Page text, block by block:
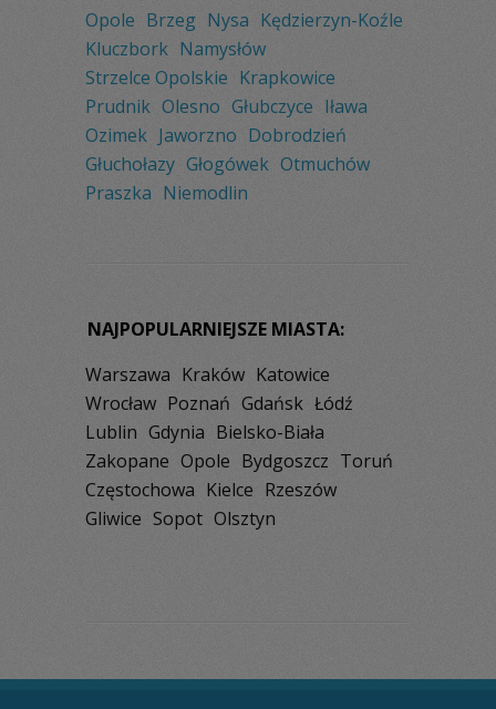
Opole Brzeg Nysa Kędzierzyn-Koźle
Kluczbork Namysłów
Strzelce Opolskie Krapkowice
Prudnik Olesno Głubczyce Iława
Ozimek Jaworzno Dobrodzień
Głuchołazy Głogówek Otmuchów
Praszka Niemodlin
NAJPOPULARNIEJSZE MIASTA:
Warszawa Kraków Katowice
Wrocław Poznań Gdańsk Łódź
Lublin Gdynia Bielsko-Biała
Zakopane Opole Bydgoszcz Toruń
Częstochowa Kielce Rzeszów
Gliwice Sopot Olsztyn